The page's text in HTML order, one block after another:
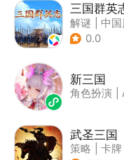
三国群英
解谜 中
| 古风
0.0
新三国
角色扮演
武圣三国
策略 卡牌